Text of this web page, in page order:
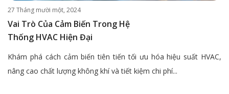
27 Tháng mười một, 2024
Vai Trò Của Cảm Biến Trong Hệ
Thống HVAC Hiện Đại
Khám phá cách cảm biến tiên tiến tối ưu hóa hiệu suất HVAC,
nâng cao chất lượng không khí và tiết kiệm chi phí...